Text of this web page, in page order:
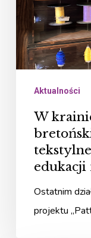
bretońskie
dziedzictwo
tekstylne
jako
inspiracja
edukacji
muzealnej
Aktualności
W
edukacji
Ostatnim
projektu